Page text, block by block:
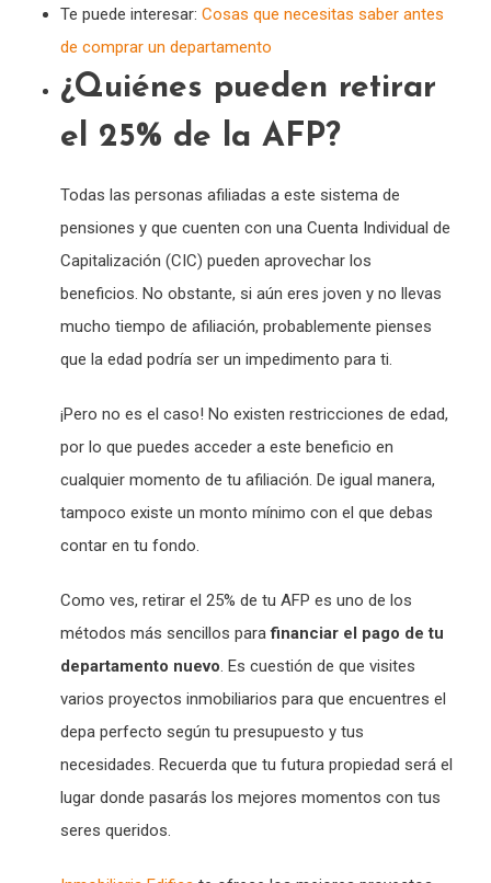
Te puede interesar: Cosas que necesitas saber antes
de comprar un departamento
¿Quiénes pueden retirar
el 25% de la AFP?
Todas las personas afiliadas a este sistema de
pensiones y que cuenten con una Cuenta Individual de
Capitalización (CIC) pueden aprovechar los
beneficios. No obstante, si aún eres joven y no llevas
mucho tiempo de afiliación, probablemente pienses
que la edad podría ser un impedimento para ti.
¡Pero no es el caso! No existen restricciones de edad,
por lo que puedes acceder a este beneficio en
cualquier momento de tu afiliación. De igual manera,
tampoco existe un monto mínimo con el que debas
contar en tu fondo.
Como ves, retirar el 25% de tu AFP es uno de los
métodos más sencillos para financiar el pago de tu
departamento nuevo. Es cuestión de que visites
varios proyectos inmobiliarios para que encuentres el
depa perfecto según tu presupuesto y tus
necesidades. Recuerda que tu futura propiedad será el
lugar donde pasarás los mejores momentos con tus
seres queridos.